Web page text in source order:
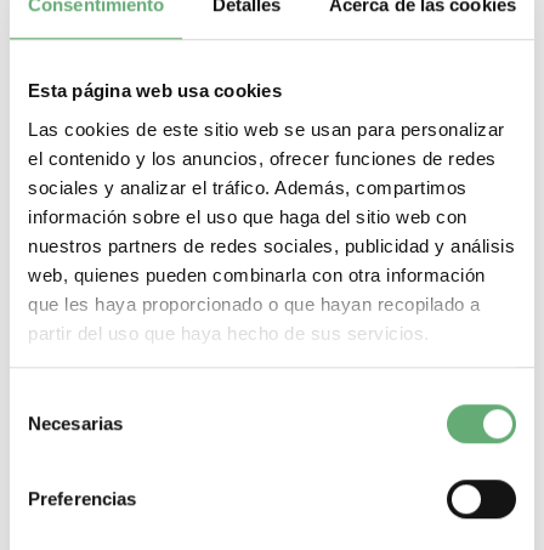
Consentimiento Detalles Acerca de las cookies
Esta página web usa cookies
Las cookies de este sitio web se usan para personalizar
el contenido y los anuncios, ofrecer funciones de redes
sociales y analizar el tráfico. Además, compartimos
información sobre el uso que haga del sitio web con
nuestros partners de redes sociales, publicidad y análisis
web, quienes pueden combinarla con otra información
que les haya proporcionado o que hayan recopilado a
partir del uso que haya hecho de sus servicios.
Necesarias
Preferencias
Bobina de disparo MN - 24 V CC/CA 50/60 Hz ref. 47380
Schneider Electric [PLAZO 3-6 SEMANAS]
47380 | 24 V Corriente alterna (AC, CA) Bobina de disparo de